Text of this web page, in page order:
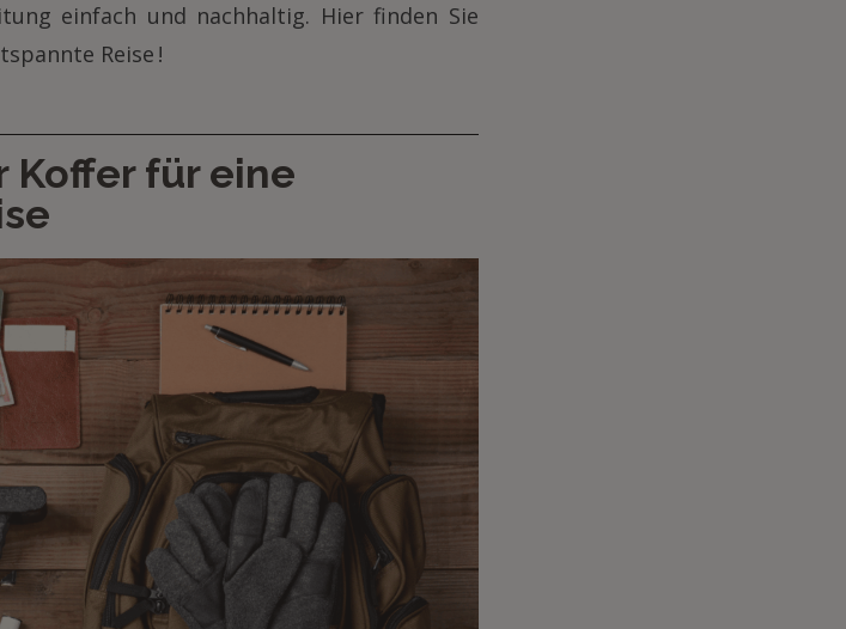
einfach und nachhaltig. Hier finden Sie
Reise !
Koffer für eine